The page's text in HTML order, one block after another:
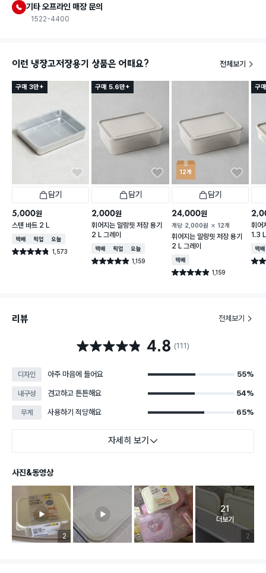
기타 오프라인 매장 문의
1522-4400
이런 냉장고저장용기 상품은 어때요? 전체보기
구매 3만+
담기
5,000원
스텐 바트 2 L
택배배송매장픽업오늘배송
별점 4.8점 1,573
건 작성
구매 5.6만+
담기
2,000원
휘어지는 말랑핏 저장 용기
2 L 그레이
택배배송매장픽업오늘배송
별점 4.9점 1,159
건 작성
12개
담기
24,000원
개당 2,000원 12개
휘어지는 말랑핏 저장 용기
2 L 그레이
택배배송
별점 4.9점 1,159
건 작성
구
휘어
1.3
택배
별점
리뷰 전체보기
별점 4.8점 4.8 (111)
디자인 아주 마음에 들어요 55%
내구성 견고하고 튼튼해요 54%
무게 사용하기 적당해요 65%
자세히 보기
사진&동영상
리뷰 이미지 등록 개수
2 리뷰 이
2
고객 리뷰
21
더보기